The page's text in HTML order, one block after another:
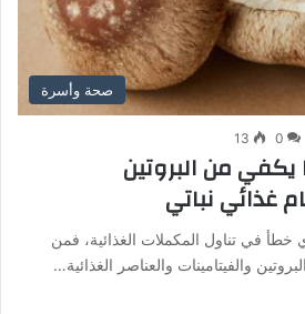
صحة وأسرة
0
13
من البروتين
غذائي نباتي
في تناول المكملات الغذائية، فمن
والفيتامينات والعناصر الغذائية…